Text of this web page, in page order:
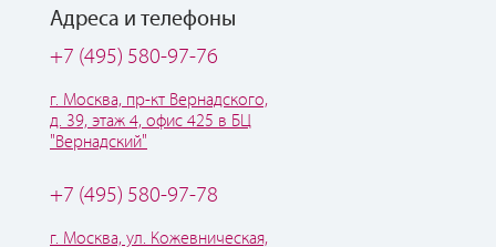
Адреса и телефоны
+7 (495) 580-97-76
г. Москва, пр-кт Вернадского,
д. 39, этаж 4, офис 425 в БЦ
"Вернадский"
+7 (495) 580-97-78
г. Москва, ул. Кожевническая,